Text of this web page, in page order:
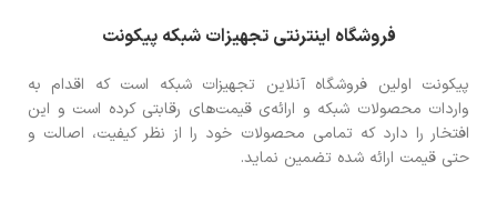
فروشگاه اینترنتی تجهیزات شبکه پیکونت
پیکونت اولین فروشگاه آنلاین تجهیزات شبکه است که اقدام به
واردات محصولات شبکه و ارائه‌ی قیمت‌های رقابتی کرده است و این
افتخار را دارد که تمامی محصولات خود را از نظر کیفیت، اصالت و
حتی قیمت ارائه شده تضمین نماید.